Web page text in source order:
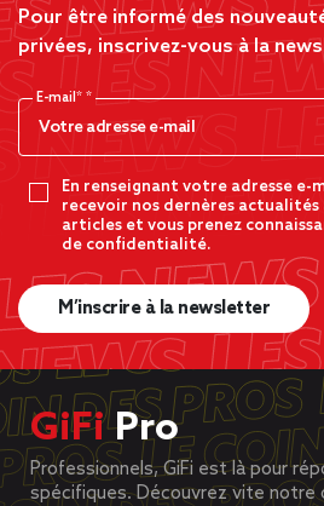
Pour être informé des
privées, inscrivez-vous à la
E-mail*
En renseignant votre adresse e-
recevoir nos dernères actualités
articles et vous prenez
de confidentialité.
M’inscrire à la newsletter
GiFiPro
Professionnels, GiFi est là pour
spécifiques. Découvrez vite notre